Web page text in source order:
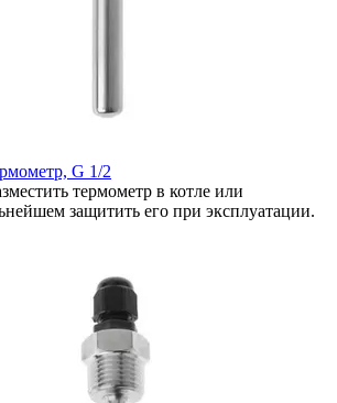
G 1/2
термометр в котле или
защитить его при эксплуатации.